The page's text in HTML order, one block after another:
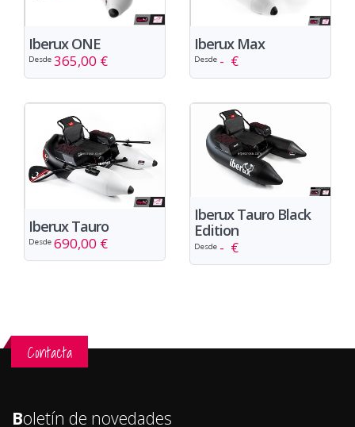
Iberux ONE
Desde 365,00 €
Iberux Max
Desde - €
Iberux Tauro
Desde 690,00 €
Iberux Tauro Black
Edition
Desde - €
Contacta
Boletín de novedades